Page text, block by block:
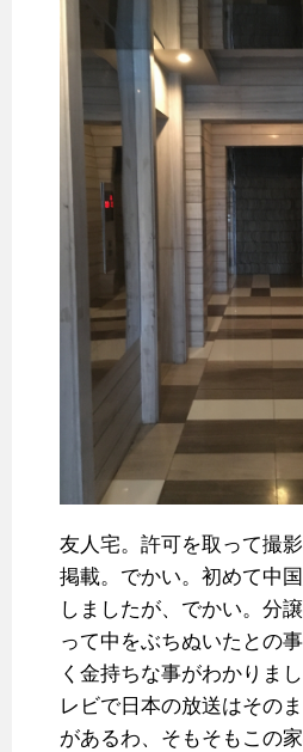
友人宅。許可を取って撮
掲載。でかい。初めて中
しましたが、でかい。分
って中をぶちぬいたとの
く金持ちな事がわかりま
レビで日本の放送はその
があるわ、そもそもこの